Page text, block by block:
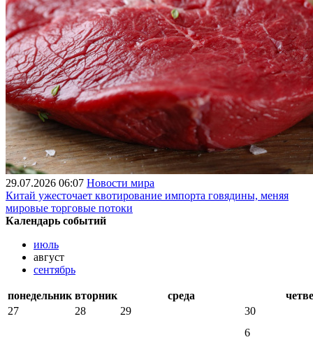
29.07.2026 06:07 Новости мира
Китай ужесточает квотирование импорта говядины, меняя
мировые торговые потоки
Календарь событий
июль
август
сентябрь
понедельник вторник среда
27
28 29 30
6